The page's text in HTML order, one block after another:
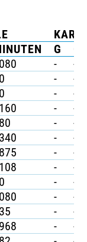
G
-
-
-
-
-
-
-
-
-
-
-
-
-
-
-
-
-
-
-
-
-
-
-
-